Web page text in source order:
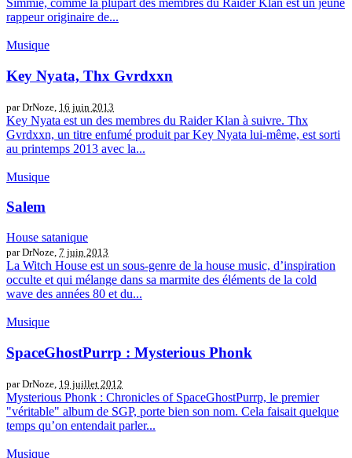
Simmie, comme la plupart des membres du Raider Klan est un jeune
rappeur originaire de...
Musique
Key Nyata, Thx Gvrdxxn
par DrNoze, 16 juin 2013
Key Nyata est un des membres du Raider Klan à suivre. Thx
Gvrdxxn, un titre enfumé produit par Key Nyata lui-même, est sorti
au printemps 2013 avec la...
Musique
Salem
House satanique
par DrNoze, 7 juin 2013
La Witch House est un sous-genre de la house music, d’inspiration
occulte et qui mélange dans sa marmite des éléments de la cold
wave des années 80 et du...
Musique
SpaceGhostPurrp : Mysterious Phonk
par DrNoze, 19 juillet 2012
Mysterious Phonk : Chronicles of SpaceGhostPurrp, le premier
"véritable" album de SGP, porte bien son nom. Cela faisait quelque
temps qu’on entendait parler...
Musique